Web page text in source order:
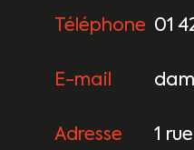
Téléphone 01
E-mail
Adresse 1